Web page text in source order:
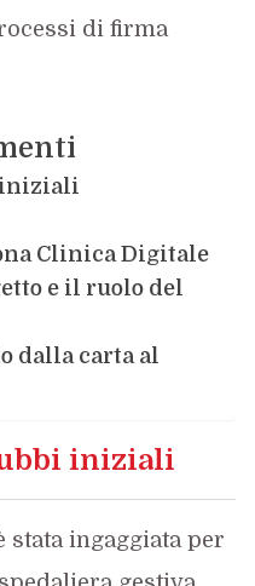
di firma
iniziali
Clinica Digitale
e il ruolo del
dalla carta al
iniziali
stata ingaggiata per